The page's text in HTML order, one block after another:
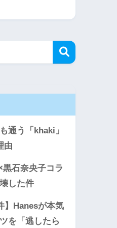
通う「khaki」
由
黒石奈央子コラ
した件
】Hanesが本気
を「逃したら